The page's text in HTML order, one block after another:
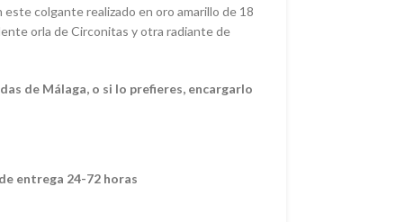
colgante realizado en oro amarillo de 18
orla de Circonitas y otra radiante de
de Málaga, o si lo prefieres, encargarlo
entrega 24-72 horas